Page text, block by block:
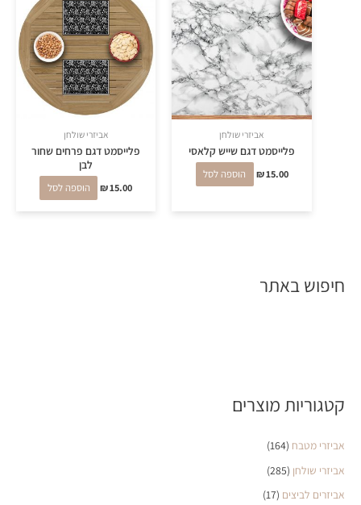
חיפוש באתר
קטגוריות מוצרים
אביזרי מטבח (164)
אביזרי שולחן (285)
אביזרים לביצים (17)
אביזרי שולחן
פלייסמט דגם שייש קלאסי
₪15.00 הוספה לסל
אביזרי שולחן
פלייסמט דגם פרחים שחור
לבן
₪15.00 הוספה לסל